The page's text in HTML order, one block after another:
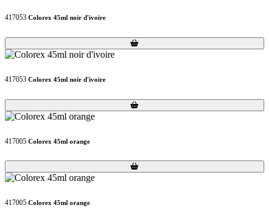
417053 Colorex 45ml noir d'ivoire
Loading...
Loading...
417053 Colorex 45ml noir d'ivoire
Loading...
Loading...
417005 Colorex 45ml orange
Loading...
Loading...
417005 Colorex 45ml orange